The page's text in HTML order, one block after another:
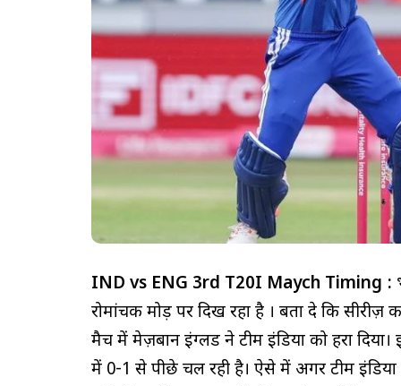
IND vs ENG 3rd T20I Maych Timing :
रोमांचक मोड़ पर दिख रहा है । बता दे कि सीरीज़
मैच में मेज़बान इंग्लैंड ने टीम इंडिया को हरा
में 0-1 से पीछे चल रही है। ऐसे में अगर टीम इंडिया